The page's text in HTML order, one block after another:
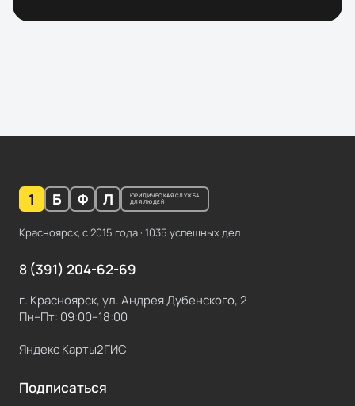
1 Б Ф Л
ЮРИДИЧЕСКАЯ СЛУЖБА
ДЛЯ ЛЮДЕЙ
Красноярск, с2015 года · 1035 успешных дел
8 (391) 204-62-69
г. Красноярск, ул. Андрея Дубенского, 2
Пн–Пт: 09:00–18:00
Яндекс Карты2ГИС
Подписаться